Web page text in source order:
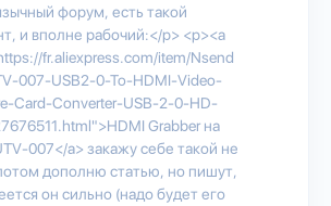
форум, есть такой
и вполне рабочий:</p> <p><a
fr.aliexpress.com/item/Nsend
007-USB2-0-To-HDMI-Video-
Card-Converter-USB-2-0-HD-
Grabber на
007</a> закажу себе такой не
дополню статью, но пишут,
он сильно (надо будет его